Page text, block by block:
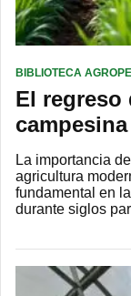
BIBLIOTECA
El regreso
La importancia
agricultura
fundamental en
durante siglos